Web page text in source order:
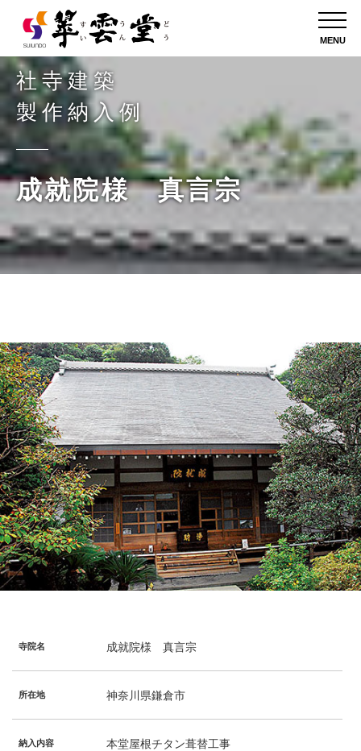
MENU
社寺建築
製作納入例
成就院様 真言宗
寺院名 成就院様 真言宗
所在地 神奈川県鎌倉市
納入内容 本堂屋根チタン葺替工事